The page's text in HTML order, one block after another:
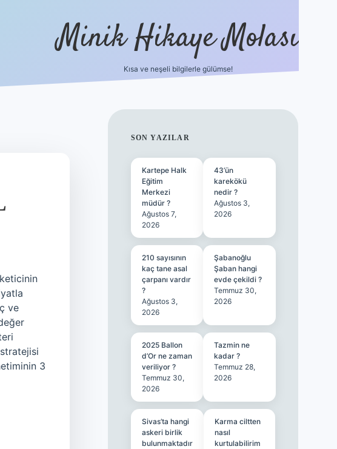
Minik Hikaye Molası
Kısa ve neşeli bilgilerle gülümse!
ve
3
SIDEBAR
SON YAZILAR
Kartepe Halk
Eğitim
Merkezi
müdür ?
Ağustos 7,
2026
43’ün
karekökü
nedir ?
Ağustos 3,
2026
210 sayısının
kaç tane asal
çarpanı vardır
?
Ağustos 3,
2026
Şabanoğlu
Şaban hangi
evde çekildi ?
Temmuz 30,
2026
2025 Ballon
d’Or ne zaman
veriliyor ?
Temmuz 30,
2026
Tazmin ne
kadar ?
Temmuz 28,
2026
Sivas’ta hangi
askeri birlik
bulunmaktadır
Karma ciltten
nasıl
kurtulabilirim
elexbett.net